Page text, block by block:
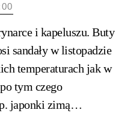
i kapeluszu. Buty
sandały w listopadzie
temperaturach jak w
tym czego
japonki zimą…